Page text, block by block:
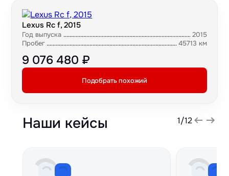
Lexus Rc f, 2015
Год выпуска
2015
Пробег
45713 км
9 076 480 ₽
Подобрать похожий
Наши кейсы 1/12